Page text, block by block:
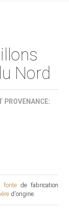
Nord
PROVENANCE:
fontede fabrication
d'origine.